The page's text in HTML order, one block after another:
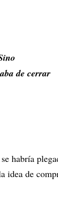
de cerrar
habría
idea de